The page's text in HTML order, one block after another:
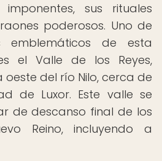
sus rituales
poderosos. Uno de
emblemáticos de esta
el Valle de los Reyes,
del río Nilo, cerca de
de Luxor. Este valle se
de descanso final de los
Reino, incluyendo a